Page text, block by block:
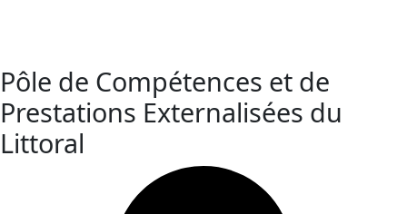
Pôle de Compétences et de
Prestations Externalisées du
Littoral